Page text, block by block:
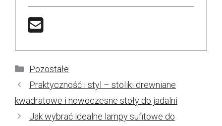
Kategorie
Pozostałe
Praktyczność i styl – stoliki drewniane
kwadratowe i nowoczesne stoły do jadalni
Jak wybrać idealne lampy sufitowe do